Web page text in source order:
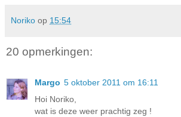
Noriko op 15:54
20 opmerkingen:
Margo 5 oktober 2011 om 16:11
Hoi Noriko,
wat is deze weer prachtig zeg !